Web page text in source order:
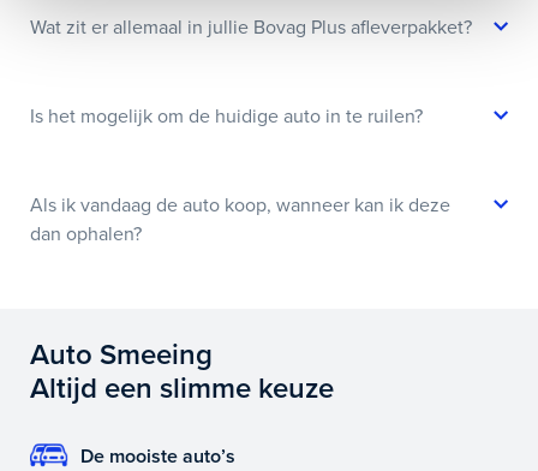
Wat zit er allemaal in jullie Bovag Plus afleverpakket?
Is het mogelijk om de huidige auto in te ruilen?
Als ik vandaag de auto koop, wanneer kan ik deze
dan ophalen?
Auto Smeeing
Altijd een slimme keuze
De mooiste auto’s